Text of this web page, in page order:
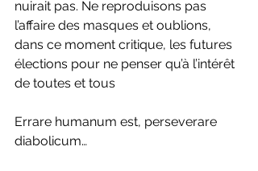
nuirait pas. Ne reproduisons pas
l’affaire des masques et oublions,
dans ce moment critique, les futures
élections pour ne penser qu’à l’intérêt
de toutes et tous
Errare humanum est, perseverare
diabolicum…